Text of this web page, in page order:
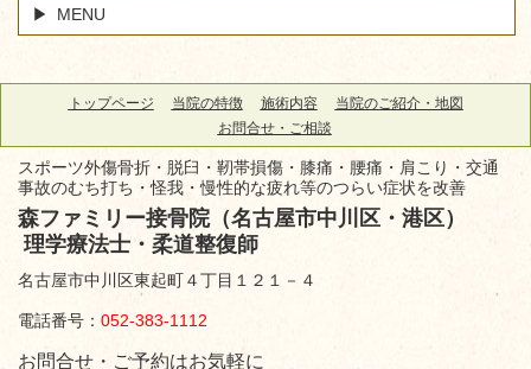
MENU
トップページ 当院の特徴 施術内容
当院のご紹介・地図
お問合せ・ご相談
スポーツ外傷骨折・脱臼・靭帯損傷・膝痛・腰痛・肩こり・交通
事故のむち打ち・怪我・慢性的な疲れ等のつらい症状を改善
森ファミリー接骨院（名古屋市中川区・港区）
理学療法士・柔道整復師
名古屋市中川区東起町４丁目１２１－４
電話番号： 052-383-1112
お問合せ・ご予約はお気軽に